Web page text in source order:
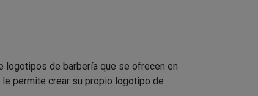
de barbería que se ofrecen en
permite crear su propio logotipo de